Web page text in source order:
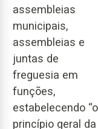
assembleias
municipais,
assembleias e
juntas de
freguesia em
funções,
estabelecendo “o
princípio geral da